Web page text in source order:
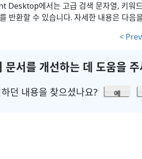
Desktop에서는 고급 검색 문자열, 키워
반환할 수 있습니다. 자세한 내용은 다음
<
문서를 개선하는 데 도움을
던 내용을 찾으셨나요? 예